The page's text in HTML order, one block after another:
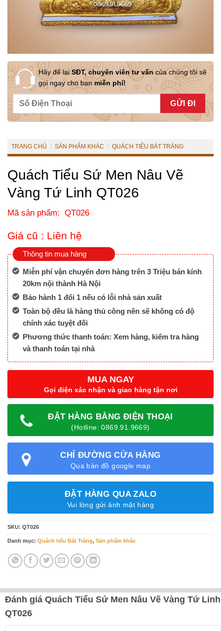
Hãy để lạiSĐT, chuyên viên tư vấncủa chúng tôi sẽ
gọi ngay cho bạnmiễn phí!
TRANG CHỦ / SẢN PHẨM KHÁC / QUÁCH TIỂU BÁT TRÀNG
Quách Tiểu Sứ Men Nâu Vẽ
Vàng Tứ Linh QT026
Mã sản phẩm: QT026
Giá cũ : Liên hệ
Thông tin mua hàng
Miễn phí vận chuyển đơn hàng trên 3 Triệu bán kính
20km nội thành Hà Nội
Bảo hành 1 đổi 1 nếu có lỗi nhà sản xuất
Toàn bộ đều là hàng thủ công nên sẽ không có độ
chính xác tuyệt đối
Phương thức thanh toán: Xem hàng, kiểm tra hàng
và thanh toán tại nhà
MUA NGAY
Gọi điện xác nhận và giao hàng tận nơi
ĐẶT HÀNG BẰNG ĐIỆN THOẠI
(Hotline: 0869.91.9669)
CHỈ ĐƯỜNG CỬA HÀNG
Qua bản đồ google map
ĐẶT HÀNG QUA ZALO
Vui lòng gửi ảnh mặt hàng
SKU: QT026
Danh mục: Quách tiểu Bát Tràng, Sản phẩm khác
Đánh giá Quách Tiểu Sứ Men Nâu Vẽ Vàng Tứ Linh
QT026